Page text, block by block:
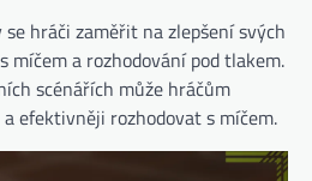
hráči zaměřit na zlepšení svých
míčem a rozhodování pod tlakem.
scénářích může hráčům
efektivněji rozhodovat s míčem.